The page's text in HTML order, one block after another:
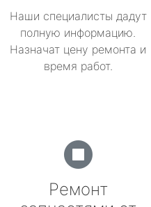
Наши специалисты дадут
полную информацию.
Назначат цену ремонта и
время работ.
Ремонт